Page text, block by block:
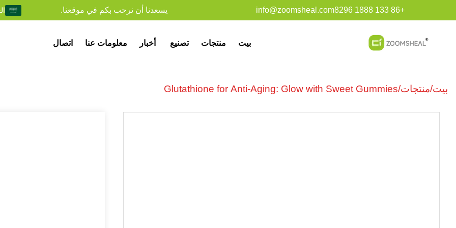
+86 133 1888 8296
info@zoomsheal.com يسعدنا أن نرحب بكم في موقعنا.
بيت منتجات تصنيع أخبار معلومات عنا اتصال
بيت/منتجات/
Glutathione for Anti-Aging: Glow with Sweet Gummies